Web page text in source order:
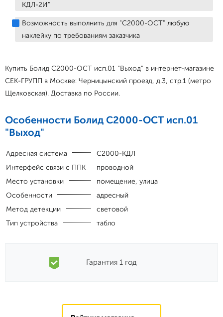
КДЛ-2И"
Возможность выполнить для "С2000-ОСТ" любую
наклейку по требованиям заказчика
Купить Болид С2000-ОСТ исп.01 "Выход" в интернет-магазине
СЕК-ГРУПП в Москве: Черницынский проезд, д.3, стр.1 (метро
Щелковская). Доставка по России.
Особенности Болид С2000-ОСТ исп.01
"Выход"
Адресная система
С2000-КДЛ
Интерфейс связи с ППК
проводной
Место установки
помещение, улица
Особенности
адресный
Метод детекции
световой
Тип устройства
табло
Гарантия 1 год